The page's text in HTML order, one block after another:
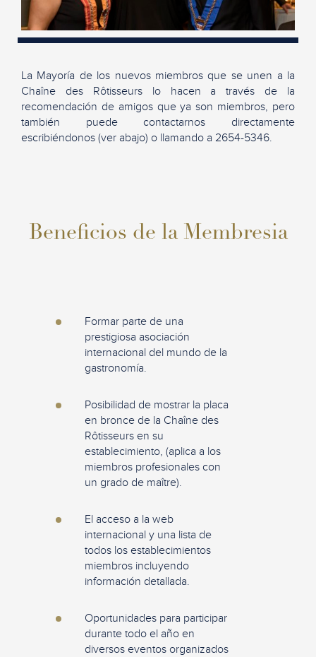
La Mayoría de los nuevos miembros que se unen a la
Chaîne des Rôtisseurs lo hacen a través de la
recomendación de amigos que ya son miembros, pero
también puede contactarnos directamente
escribiéndonos (ver abajo) o llamando a 2654-5346.
Beneficios de la Membresia
Formar parte de una
prestigiosa asociación
internacional del mundo de la
gastronomía.
Posibilidad de mostrar la placa
en bronce de la Chaîne des
Rôtisseurs en su
establecimiento, (aplica a los
miembros profesionales con
un grado de maître).
El acceso a la web
internacional y una lista de
todos los establecimientos
miembros incluyendo
información detallada.
Oportunidades para participar
durante todo el año en
diversos eventos organizados